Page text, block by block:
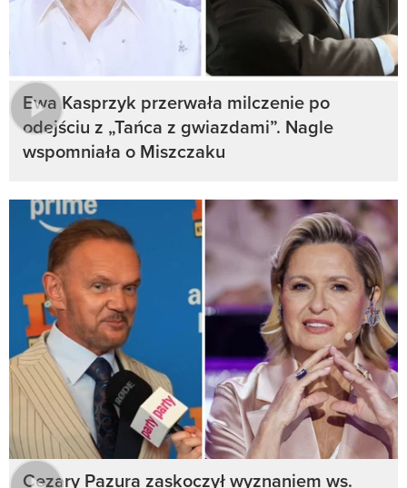
Ewa Kasprzyk przerwała milczenie po
odejściu z „Tańca z gwiazdami”. Nagle
wspomniała o Miszczaku
Cezary Pazura zaskoczył wyznaniem ws.